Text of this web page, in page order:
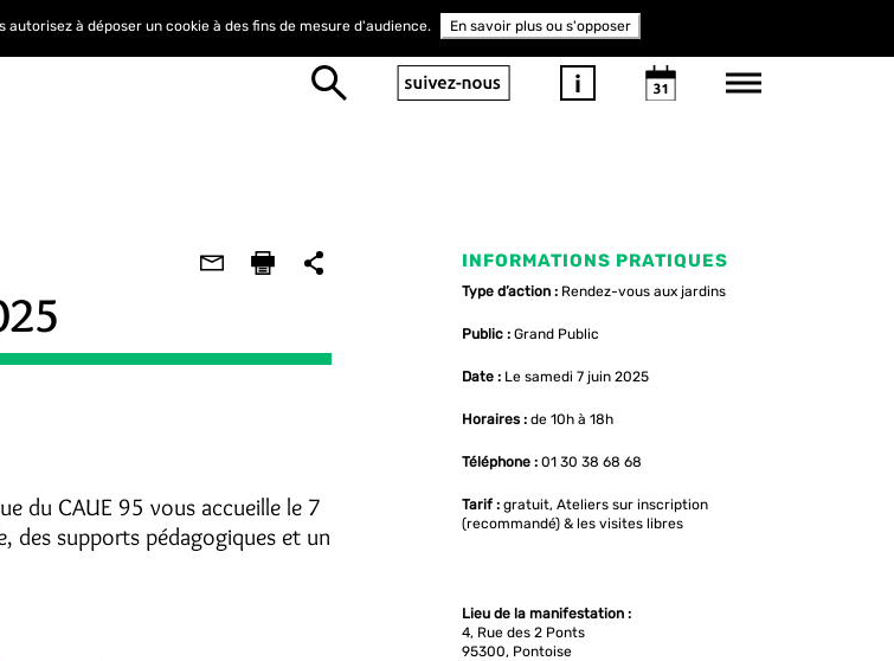
du CAUE 95 vous accueille le 7
des supports pédagogiques et un
INFORMATIONS PRATIQUES
Type d’action : Rendez-vous aux jardins
Public : Grand Public
Date : Le samedi 7 juin 2025
Horaires : de 10h à 18h
Téléphone : 01 30 38 68 68
Tarif : gratuit, Ateliers sur inscription
(recommandé) & les visites libres
Lieu de la manifestation :
4, Rue des 2 Ponts
95300, Pontoise
à déposer un cookie à des fins de mesure d'audience. En savoir plus ou s'opposer